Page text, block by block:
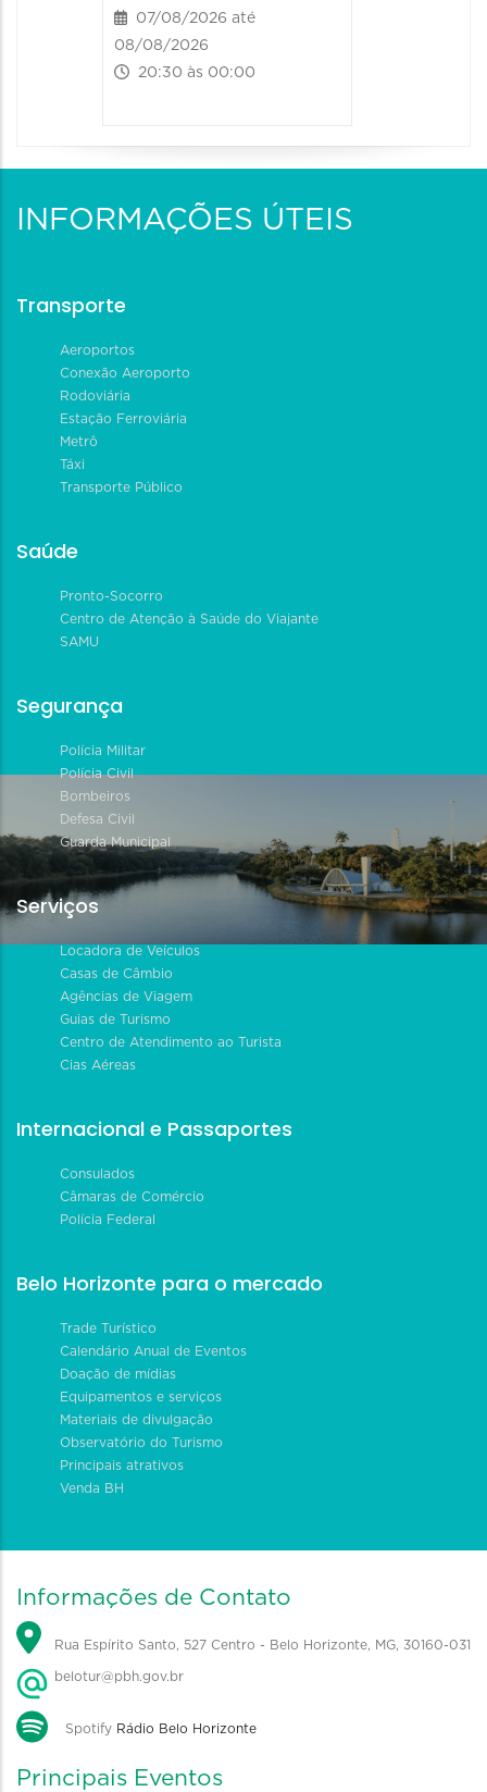
07/08/2026 até
08/08/2026
20:30 às 00:00
INFORMAÇÕES ÚTEIS
Transporte
Aeroportos
Conexão Aeroporto
Rodoviária
Estação Ferroviária
Metrô
Táxi
Transporte Público
Saúde
Pronto-Socorro
Centro de Atenção à Saúde do Viajante
SAMU
Segurança
Polícia Militar
Polícia Civil
Bombeiros
Defesa Civil
Guarda Municipal
Serviços
Locadora de Veículos
Casas de Câmbio
Agências de Viagem
Guias de Turismo
Centro de Atendimento ao Turista
Cias Aéreas
Internacional e Passaportes
Consulados
Câmaras de Comércio
Polícia Federal
Belo Horizonte para o mercado
Trade Turístico
Calendário Anual de Eventos
Doação de mídias
Equipamentos e serviços
Materiais de divulgação
Observatório do Turismo
Principais atrativos
Venda BH
Informações de Contato
Rua Espírito Santo, 527 Centro - Belo Horizonte, MG, 30160-031
belotur@pbh.gov.br
Spotify Rádio Belo Horizonte
Principais Eventos